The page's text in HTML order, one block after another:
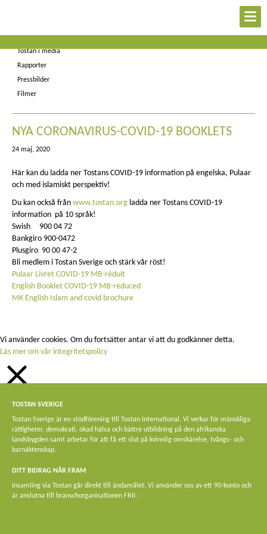
Nyheter
Tostan i media
Rapporter
Pressbilder
Filmer
NYA CORONAVIRUS-COVID-19 BOOKLETS
24 maj, 2020
Här kan du ladda ner Tostans COVID-19 information på engelska, Pulaar
och med islamiskt perspektiv!
Du kan också från www.tostan.org ladda ner Tostans COVID-19
information på 10 språk!
Swish 900 04 72
Bankgiro 900-0472
Plusgiro 90 00 47-2
Bli medlem i Tostan Sverige och stärk vår röst!
Pulaar Livret COVID-19 MB-réduit
English Booklet COVID-19 MB-reduced
MK English Islam and covid brochure
TOSTAN SVERIGE
Tostan Sverige är en stödförening till Tostan International. Vi verkar för mänskliga
rättigheter, demokrati, ökad hälsa och bättre utbildning på den afrikanska
landsbygden samt arbetar för att få ett slut på kvinnlig omskärelse, tvångs- och
barnäktenskap.
DITT BIDRAG NÅR FRAM
Insamling via Tostan går direkt till ändamålet. Vi använder oss av ett 90-konto och
är anslutna till branschorganisationen FRII.
Vi använder cookies. Om du fortsätter antar vi att du godkänner detta.
Läs mer om vår integritetspolicy
STÄNG
Privacy Overview
This website uses cookies to improve your experience while you navigate
through the website. Out of these, the cookies that are categorized as
basic functionalities of the website. We also use third-party cookies that help us
analyze and understand how you use this website. These cookies will be stored
in your browser only with your consent. You also have the option to opt-out of